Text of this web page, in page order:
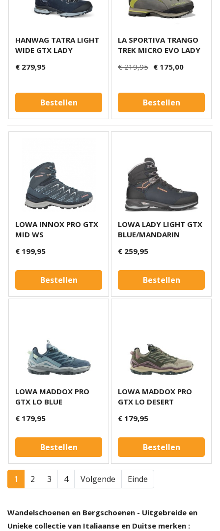
HANWAG TATRA LIGHT
WIDE GTX LADY
€ 279,95
Bestellen
LA SPORTIVA TRANGO
TREK MICRO EVO LADY
€ 219,95 € 175,00
Bestellen
LOWA INNOX PRO GTX
MID WS
€ 199,95
Bestellen
LOWA LADY LIGHT GTX
BLUE/MANDARIN
€ 259,95
Bestellen
LOWA MADDOX PRO
GTX LO BLUE
€ 179,95
Bestellen
LOWA MADDOX PRO
GTX LO DESERT
€ 179,95
Bestellen
1 2 3 4 Volgende Einde
Wandelschoenen en Bergschoenen - Uitgebreide en
Unieke collectie van Italiaanse en Duitse merken :